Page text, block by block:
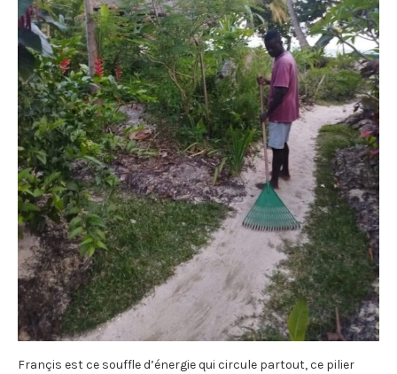
Françis est ce souffle d’énergie qui circule partout, ce pilier